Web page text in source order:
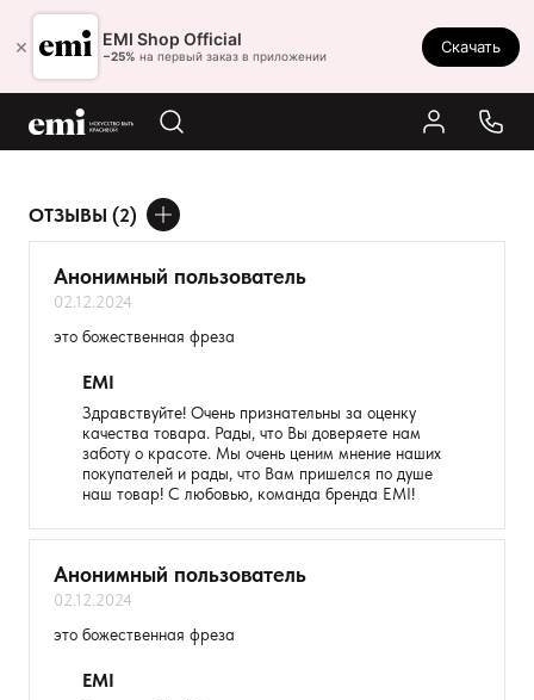
× EMI Shop Official
−25% на первый заказ в приложении
Скачать
Результаты поиска:
Ростов-на-Дону
8 (800) 550-86-95
Каталог
Акции
Оплата и доставка
О нас
Контакты
ОТЗЫВЫ (2)
ДОБАВИТЬ ОТЗЫВ
Ваше имя
Расскажите о впечатлениях
Анонимный пользователь
02.12.2024
это божественная фреза
EMI
Здравствуйте! Очень признательны за оценку
качества товара. Рады, что Вы доверяете нам
заботу о красоте. Мы очень ценим мнение наших
покупателей и рады, что Вам пришелся по душе
наш товар! С любовью, команда бренда EMI!
Анонимный пользователь
02.12.2024
это божественная фреза
EMI